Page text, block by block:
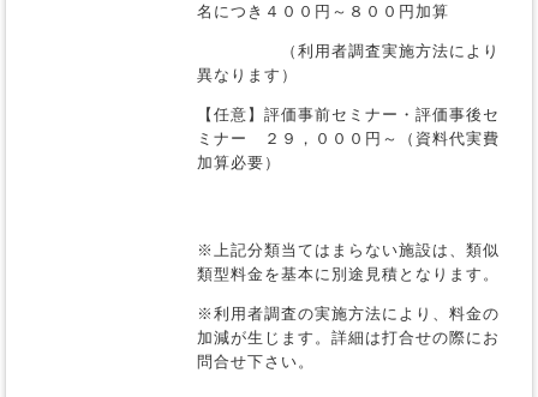
名につき４００円～８００円加算
（利用者調査実施方法により
異なります）
【任意】評価事前セミナー・評価事後セ
ミナー ２９，０００円～（資料代実費
加算必要）
※上記分類当てはまらない施設は、類似
類型料金を基本に別途見積となります。
※利用者調査の実施方法により、料金の
加減が生じます。詳細は打合せの際にお
問合せ下さい。